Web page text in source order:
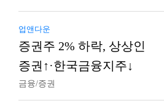
업앤다운
증권주 2% 하락, 상상인
증권↑·한국금융지주↓
금융/증권